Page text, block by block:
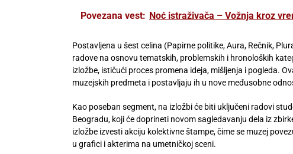
Povezana vest: Noć istraživača – Vožnja kroz
Postavljena u šest celina (Papirne politike, Aura, Rečnik,
radove na osnovu tematskih, problemskih i hronoloških
izložbe, ističući proces promena ideja, mišljenja i pogleda.
muzejskih predmeta i postavljaju ih u nove međusobne
Kao poseban segment, na izložbi će biti uključeni radovi
Beogradu, koji će doprineti novom sagledavanju dela iz
izložbe izvesti akciju kolektivne štampe, čime se muzej
u grafici i akterima na umetničkoj sceni.